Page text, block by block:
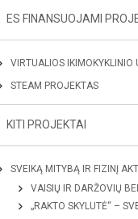
ES FINANSUOJAMI
VIRTUALIOS IKIMOKYKLINIO
STEAM PROJEKTAS
KITI PROJEKTAI
SVEIKĄ MITYBĄ IR FIZINĮ
VAISIŲ IR DARŽOVIŲ
„RAKTO SKYLUTĖ“ –